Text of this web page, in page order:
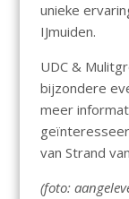
unieke
IJmuiden.
UDC &
bijzondere
meer
van Strand
(foto: